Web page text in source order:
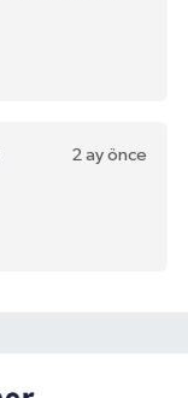
2 ay önce